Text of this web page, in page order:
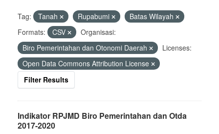
Tag: Tanah Rupabumi
Batas Wilayah
Formats:
CSV
Organisasi:
Biro Pemerintahan dan Otonomi Daerah
Licenses:
Open Data Commons Attribution License
Filter Results
Indikator RPJMD Biro Pemerintahan dan Otda
2017-2020